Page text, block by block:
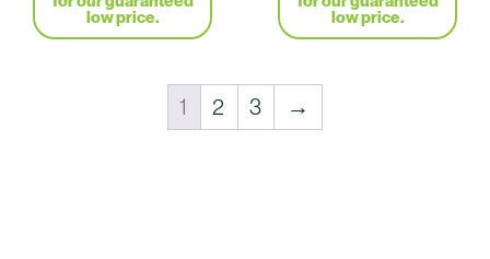
low price.
low price.
1 2 3 →